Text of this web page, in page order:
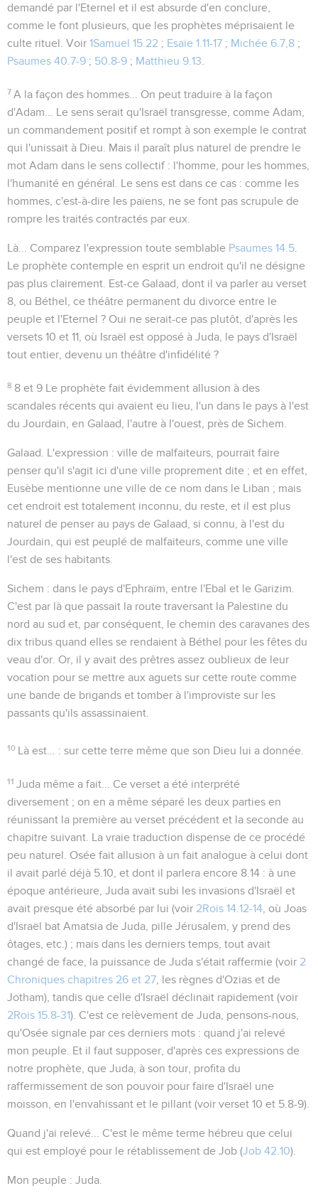
demandé par l'Eternel et il est absurde d'en conclure,
comme le font plusieurs, que les prophètes méprisaient le
culte rituel. Voir 1Samuel 15.22 ; Esaïe 1.11-17 ; Michée 6.7,8 ;
Psaumes 40.7-9 ; 50.8-9 ; Matthieu 9.13
7 A la façon des hommes... On peut traduire à la façon
d'Adam...
Le sens serait qu'Israël transgresse, comme Adam,
un commandement positif et rompt à son exemple le contrat
qui l'unissait à Dieu. Mais il paraît plus naturel de prendre le
mot Adam dans le sens collectif : l'homme, pour les hommes,
l'humanité en général. Le sens est dans ce cas : comme les
hommes, c'est-à-dire les païens, ne se font pas scrupule de
rompre les traités contractés par eux.
Là... Comparez l'expression toute semblable Psaumes 14.5
Le prophète contemple en esprit un endroit qu'il ne désigne
pas plus clairement. Est-ce Galaad, dont il va parler au verset
8, ou Béthel, ce théâtre permanent du divorce entre le
peuple et l'Eternel ? Oui ne serait-ce pas plutôt, d'après les
versets 10 et 11, où Israël est opposé à Juda, le pays d'Israël
tout entier, devenu un théâtre d'infidélité ?
8 8 et 9 Le prophète fait évidemment allusion à des
scandales récents qui avaient eu lieu, l'un dans le pays à l'est
du Jourdain, en Galaad, l'autre à l'ouest, près de Sichem.
Galaad . L'expression : ville de malfaiteurs , pourrait faire
penser qu'il s'agit ici d'une ville proprement dite ; et en effet,
Eusèbe mentionne une ville de ce nom dans le Liban ; mais
cet endroit est totalement inconnu, du reste, et il est plus
naturel de penser au pays de Galaad, si connu, à l'est du
Jourdain, qui est peuplé de malfaiteurs, comme une ville
l'est de ses habitants.
Sichem : dans le pays d'Ephraïm, entre l'Ebal et le Garizim.
C'est par là que passait la route traversant la Palestine du
nord au sud et, par conséquent, le chemin des caravanes des
dix tribus quand elles se rendaient à Béthel pour les fêtes du
veau d'or. Or, il y avait des prêtres assez oublieux de leur
vocation pour se mettre aux aguets sur cette route comme
une bande de brigands et tomber à l'improviste sur les
passants qu'ils assassinaient.
10 Là est... : sur cette terre même que son Dieu lui a donnée.
11 Juda même a fait...
Ce verset a été interprété
diversement ; on en a même séparé les deux parties en
réunissant la première au verset précédent et la seconde au
chapitre suivant. La vraie traduction dispense de ce procédé
peu naturel. Osée fait allusion à un fait analogue à celui dont
il avait parlé déjà 5.10 , et dont il parlera encore 8.14 : à une
époque antérieure, Juda avait subi les invasions d'Israël et
avait presque été absorbé par lui (voir 2Rois 14.12-14 , où Joas
d'Israël bat Amatsia de Juda, pille Jérusalem, y prend des
ôtages, etc.) ; mais dans les derniers temps, tout avait
changé de face, la puissance de Juda s'était raffermie (voir 2
Chroniques chapitres 26 et 27 , les règnes d'Ozias et de
Jotham), tandis que celle d'Israël déclinait rapidement (voir
2Rois 15.8-31). C'est ce relèvement de Juda, pensons-nous,
qu'Osée signale par ces derniers mots : quand j'ai relevé
mon peuple . Et il faut supposer, d'après ces expressions de
notre prophète, que Juda, à son tour, profita du
raffermissement de son pouvoir pour faire d'Israël une
moisson , en l'envahissant et le pillant (voir verset 10 et 5.8-9).
Quand j'ai relevé...
C'est le même terme hébreu que celui
qui est employé pour le rétablissement de Job (Job 42.10).
Mon peuple : Juda.